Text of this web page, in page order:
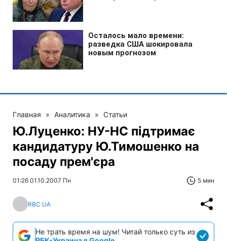
Главная » Аналитика » Статьи
Ю.Луценко: НУ-НС підтримає
кандидатуру Ю.Тимошенко на
посаду прем'єра
01:26 01.10.2007 Пн 5 мин
RBC.UA
Не трать время на шум! Читай только суть из